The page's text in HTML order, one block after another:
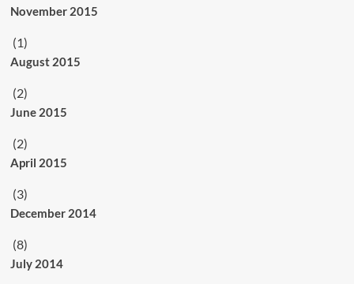
November 2015
(1)
August 2015
(2)
June 2015
(2)
April 2015
(3)
December 2014
(8)
July 2014